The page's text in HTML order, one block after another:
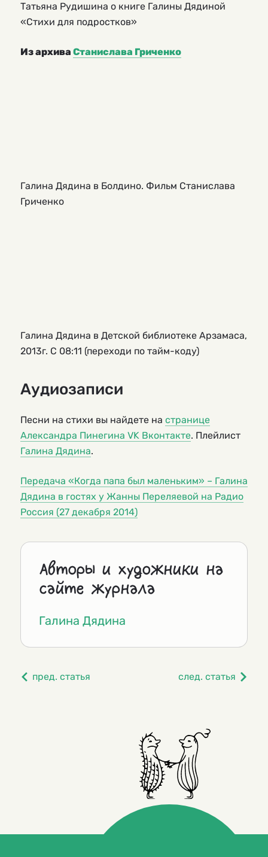
Татьяна Рудишина о книге Галины Дядиной
«Стихи для подростков»
Из архива Станислава Гриченко
Галина Дядина в Болдино. Фильм Станислава
Гриченко
Галина Дядина в Детской библиотеке Арзамаса,
2013г. С 08:11 (переходи по тайм-коду)
Аудиозаписи
Песни на стихи вы найдете на странице
Александра Пинегина VK Вконтакте. Плейлист
Галина Дядина.
Передача «Когда папа был маленьким» – Галина
Дядина в гостях у Жанны Переляевой на Радио
Россия (27 декабря 2014)
Авторы и художники на
сайте журнала
Галина Дядина
пред. статья след. статья